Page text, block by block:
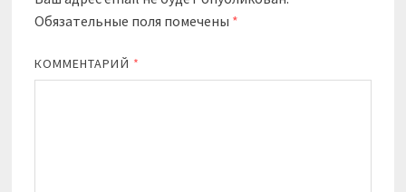
Обязательные поля помечены *
КОММЕНТАРИЙ *